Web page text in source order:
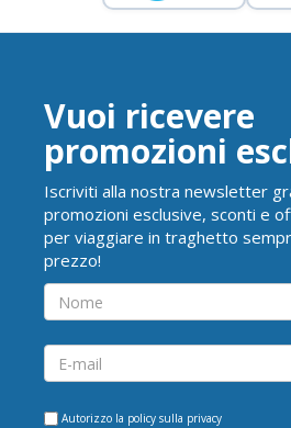
Vuoi ricevere
promozioni
Iscriviti alla nostra newsletter
promozioni esclusive, sconti e
per viaggiare in traghetto
prezzo!
Autorizzo la policy sulla privacy